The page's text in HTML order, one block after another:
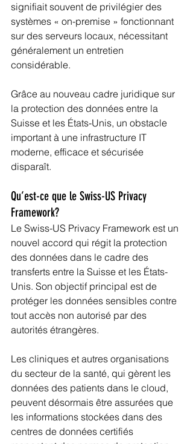
signifiait souvent de privilégier des
systèmes « on-premise » fonctionnant
sur des serveurs locaux, nécessitant
généralement un entretien
considérable.
Grâce au nouveau cadre juridique sur
la protection des données entre la
Suisse et les États-Unis, un obstacle
important à une infrastructure IT
moderne, efficace et sécurisée
disparaît.
Qu’est-ce que le Swiss-US Privacy
Framework?
Le Swiss-US Privacy Framework est un
nouvel accord qui régit la protection
des données dans le cadre des
transferts entre la Suisse et les États-
Unis. Son objectif principal est de
protéger les données sensibles contre
tout accès non autorisé par des
autorités étrangères.
Les cliniques et autres organisations
du secteur de la santé, qui gèrent les
données des patients dans le cloud,
peuvent désormais être assurées que
les informations stockées dans des
centres de données certifiés